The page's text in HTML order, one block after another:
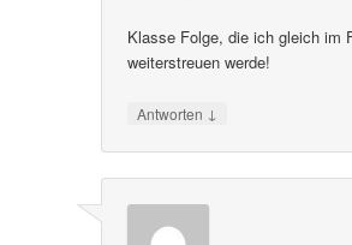
Klasse Folge, die ich gleich im
weiterstreuen werde!
Antworten ↓